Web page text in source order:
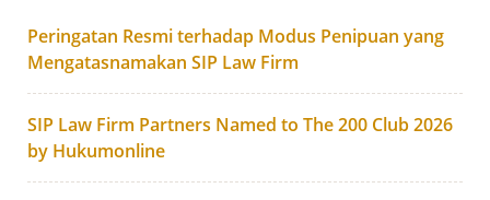
Peringatan Resmi terhadap Modus Penipuan yang
Mengatasnamakan SIP Law Firm
SIP Law Firm Partners Named to The 200 Club 2026
by Hukumonline